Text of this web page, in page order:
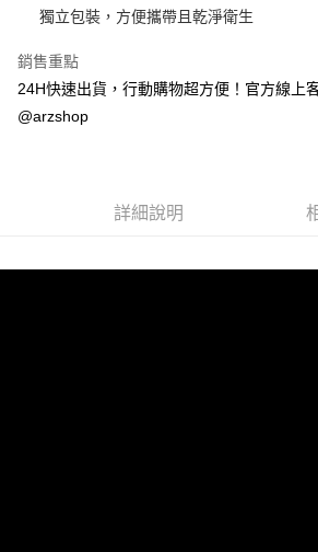
Google Pay
全盈+PAY
ATM付款
每筆NT$60，滿NT$599(含以上)免運費
獨立包裝，方便攜帶且乾淨衛生
銷售重點
24H快速出貨，行動購物超方便！官方線上
@arzshop
詳細說明